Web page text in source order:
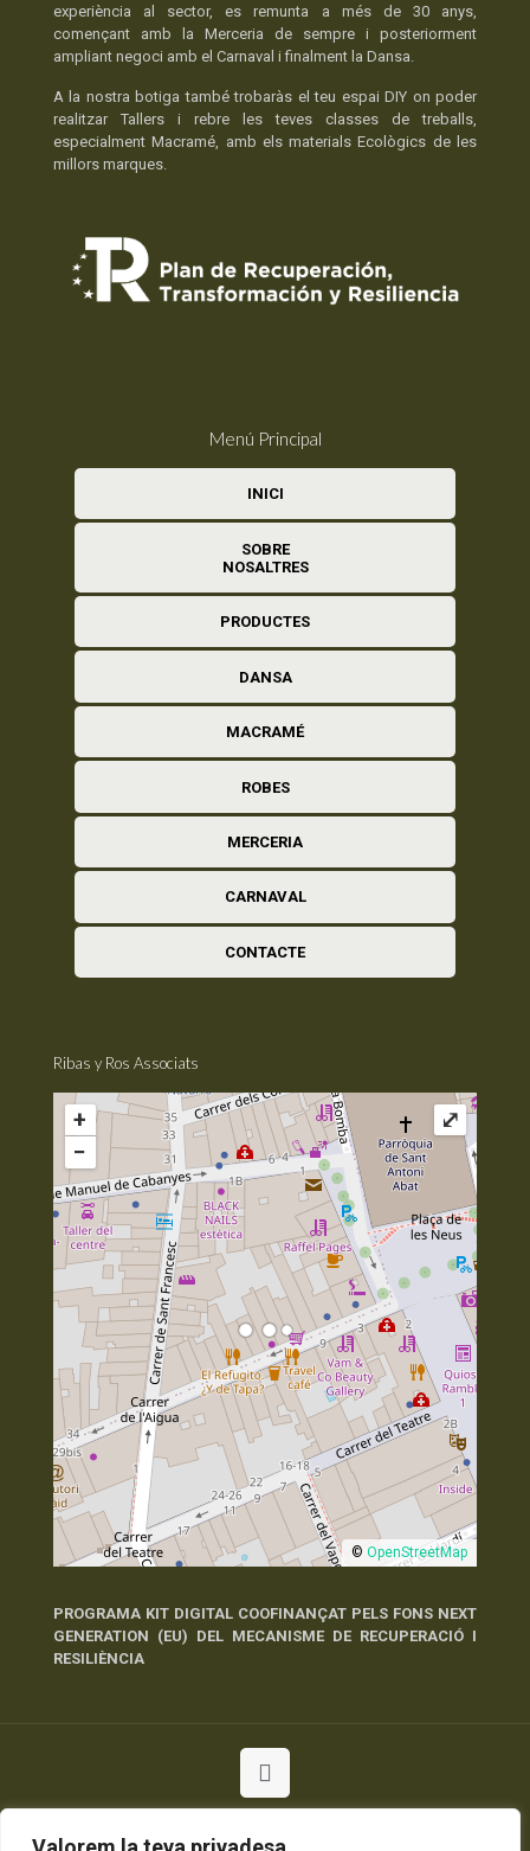
experiència al sector, es remunta a més de 30 anys,
començant amb la Merceria de sempre i posteriorment
ampliant negoci amb el Carnaval i finalment la Dansa.
A la nostra botiga també trobaràs el teu espai DIY on poder
realitzar Tallers i rebre les teves classes de treballs,
especialment Macramé, amb els materials Ecològics de les
millors marques.
Menú Principal
INICI
SOBRE
NOSALTRES
PRODUCTES
DANSA
MACRAMÉ
ROBES
MERCERIA
CARNAVAL
CONTACTE
Ribas y Ros Associats
+
−
© OpenStreetMap
⤢
PROGRAMA KIT DIGITAL COOFINANÇAT PELS FONS NEXT
GENERATION (EU) DEL MECANISME DE RECUPERACIÓ I
RESILIÈNCIA
Política de Privadesa Política de Cookies